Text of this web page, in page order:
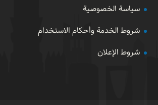
سياسة الخصوصية
شروط الخدمة وأحكام الاستخدام
شروط الإعلان